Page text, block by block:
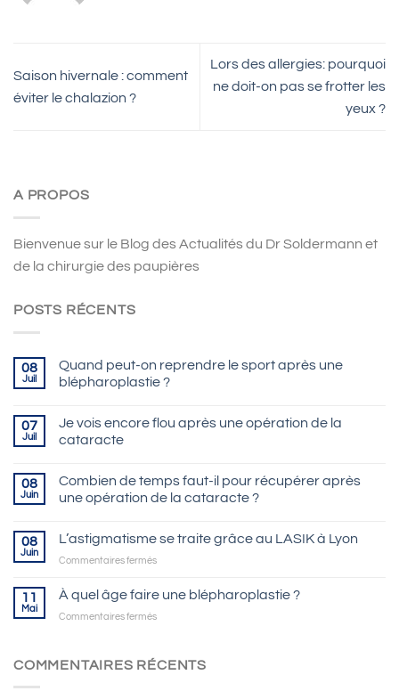
Saison hivernale : comment
éviter le chalazion ?
Lors des allergies: pourquoi
ne doit-on pas se frotter les
yeux ?
A PROPOS
Bienvenue sur le Blog des Actualités du Dr Soldermann et
de la chirurgie des paupières
POSTS RÉCENTS
08
Juil
Quand peut-on reprendre le sport après une
blépharoplastie ?
07
Juil
Je vois encore flou après une opération de la
cataracte
08
Juin
Combien de temps faut-il pour récupérer après
une opération de la cataracte ?
08
Juin
L’astigmatisme se traite grâce au LASIK à Lyon
Commentaires ferméssur
grâce
à
11
Mai
À quel âge faire une blépharoplastie ?
Commentaires ferméssur
âge
COMMENTAIRES RÉCENTS